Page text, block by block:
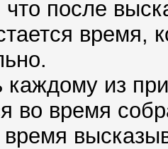
после
время,
каждому из
во время
время